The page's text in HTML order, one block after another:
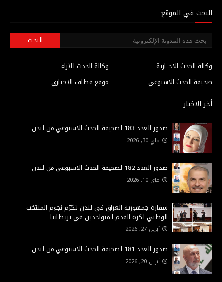
البحث في الموقع
وكالة الحدث للآراء
وكالة الحدث الاخبارية
موقع قطاف الاخباري
صحيفة الحدث الاسبوعي
أخر الاخبار
صدور العدد 183 لصحيفة الحدث الاسبوعي من لندن
ماي 30, 2026
صدور العدد 182 لصحيفة الحدث الاسبوعي من لندن
ماي 10, 2026
سفارة جمهورية العراق في لندن تكرّم نجوم المنتخب
الوطني لكرة القدم المتواجدين في بريطانيا
أبريل 27, 2026
صدور العدد 181 لصحيفة الحدث الاسبوعي من لندن
أبريل 20, 2026